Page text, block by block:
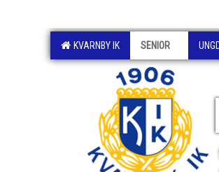
KVARNBY IK SENIOR